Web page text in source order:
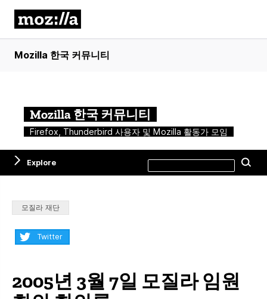
Mozilla 한국 커뮤니티
Mozilla 한국 커뮤니티
Firefox, Thunderbird 사용자 및 Mozilla 활동가 모임
Explore
this
site
Categories:
모질라 재단
Share:Twitter
2005년 3월 7일 모질라 임원